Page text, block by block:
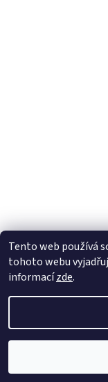
Tento web používá
tohoto webu
informacízde.